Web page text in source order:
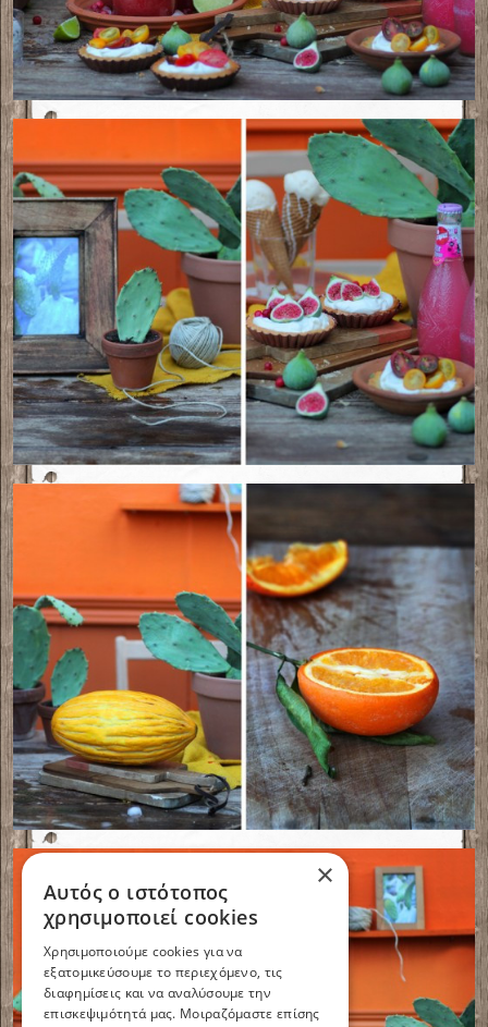
×
Αυτός ο ιστότοπος
χρησιμοποιεί cookies
Χρησιμοποιούμε cookies για να
εξατομικεύσουμε το περιεχόμενο, τις
διαφημίσεις και να αναλύσουμε την
επισκεψιμότητά μας. Μοιραζόμαστε επίσης